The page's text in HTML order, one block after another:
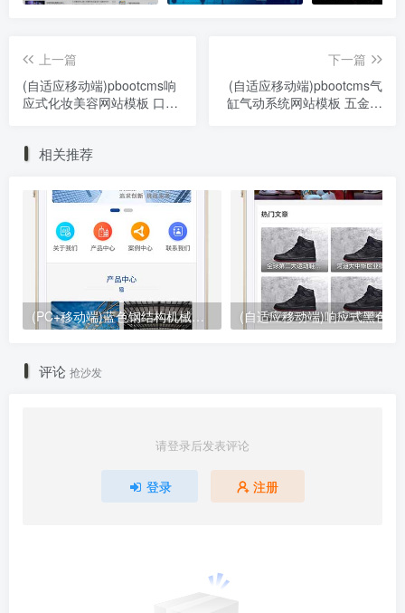
上一篇
(自适应移动端)pbootcms响
应式化妆美容网站模板 口红
下一篇
(自适应移动端)pbootcms气
缸气动系统网站模板 五金元
相关推荐
(PC+移动端)蓝色钢结构机械五金网站pbootcms模板 营销型工程建筑基建网站源码下载
评论 抢沙发
请登录后发表评论
登录 注册